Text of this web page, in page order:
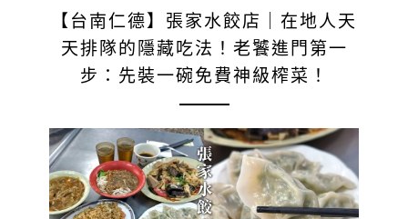
【台南仁德】張家水餃店｜在地人天
天排隊的隱藏吃法！老饕進門第一
步：先裝一碗免費神級榨菜！